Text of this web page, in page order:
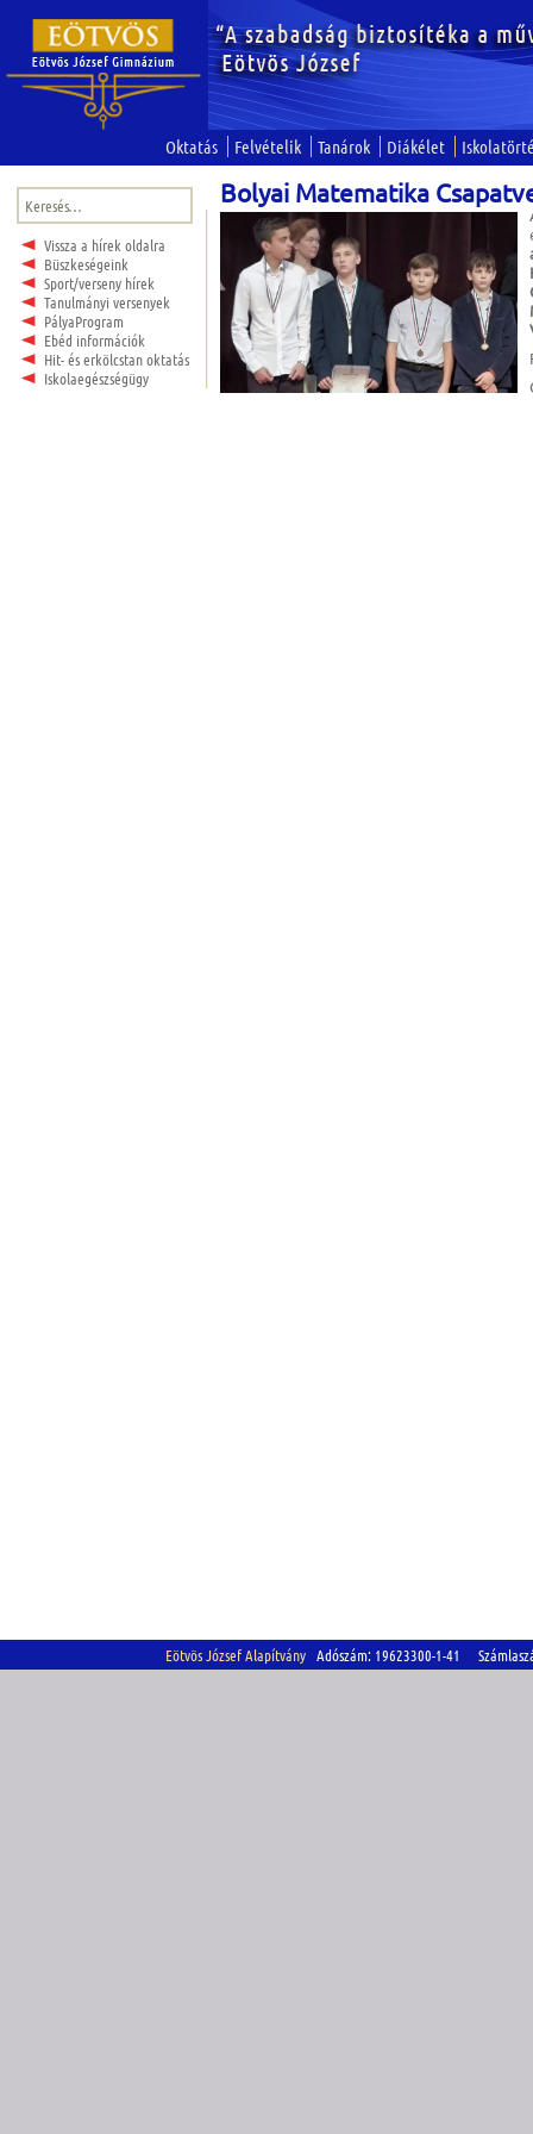
Oktatás Felvételik Tanárok Diákélet
Keresés:
Vissza a hírek oldalra
Büszkeségeink
Sport/verseny hírek
Tanulmányi versenyek
PályaProgram
Ebéd információk
Hit- és erkölcstan oktatás
Iskolaegészségügy
Bolyai Matematika
Eötvös József Alapítvány Adószám: 19623300-1-41